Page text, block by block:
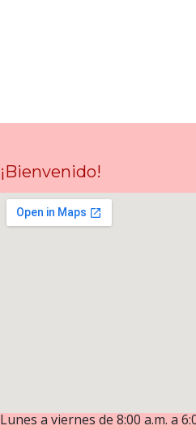
¡Bienvenido!
Lunes a viernes de 8:00 a.m. a